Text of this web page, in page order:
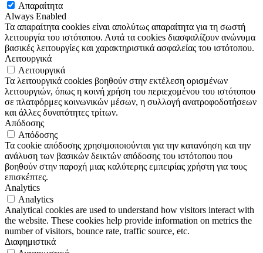
Απαραίτητα
Always Enabled
Τα απαραίτητα cookies είναι απολύτως απαραίτητα για τη σωστή
λειτουργία του ιστότοπου. Αυτά τα cookies διασφαλίζουν ανώνυμα
βασικές λειτουργίες και χαρακτηριστικά ασφαλείας του ιστότοπου.
Λειτουργικά
Λειτουργικά
Τα λειτουργικά cookies βοηθούν στην εκτέλεση ορισμένων
λειτουργιών, όπως η κοινή χρήση του περιεχομένου του ιστότοπου
σε πλατφόρμες κοινωνικών μέσων, η συλλογή ανατροφοδοτήσεων
και άλλες δυνατότητες τρίτων.
Απόδοσης
Απόδοσης
Τα cookie απόδοσης χρησιμοποιούνται για την κατανόηση και την
ανάλυση των βασικών δεικτών απόδοσης του ιστότοπου που
βοηθούν στην παροχή μιας καλύτερης εμπειρίας χρήστη για τους
επισκέπτες.
Analytics
Analytics
Analytical cookies are used to understand how visitors interact with
the website. These cookies help provide information on metrics the
number of visitors, bounce rate, traffic source, etc.
Διαφημιστικά